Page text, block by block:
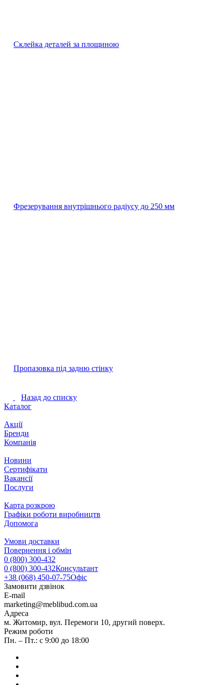
Склейка деталей за площиною
Фрезерування внутрішнього радіусу до 250 мм
Пропазовка під задню стінку
Назад до списку
Каталог
Акції
Бренди
Компанія
Новини
Сертифікати
Вакансії
Послуги
Карта розкрою
Графіки роботи виробництв
Допомога
Умови доставки
Повернення і обмін
0 (800) 300-432
0 (800) 300-432Консультант
+38 (068) 450-07-75Офіс
Замовити дзвінок
E-mail
marketing@meblibud.com.ua
Адреса
м. Житомир, вул. Перемоги 10, другий поверх.
Режим роботи
Пн. – Пт.: с 9:00 до 18:00